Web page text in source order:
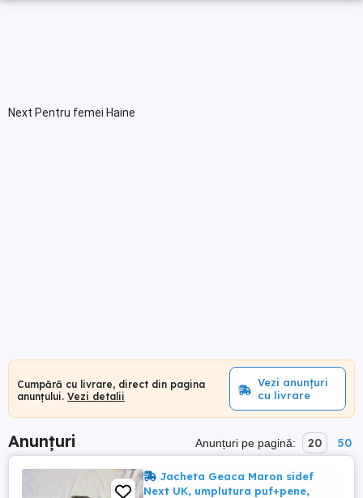
Next Pentru femei Haine
Cumpără cu livrare, direct din pagina
anunțului. Vezi detalii
Vezi anunțuri
cu livrare
Anunțuri Anunțuri pe pagină: 20 50
Jacheta Geaca Maron sidef
Next UK, umplutura puf+pene,